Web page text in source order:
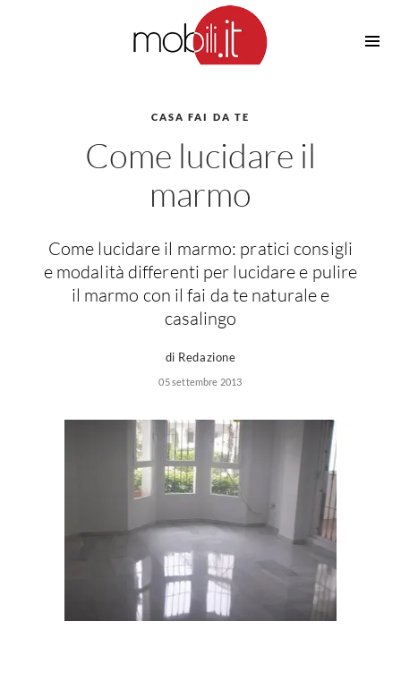
Cucine Design
Cucine Moderne
Consigli Cucine
Attrezzature Interne
Lavastoviglie
Lavatrici
Piccoli
Casalinghi
Moka
Irrigazione
Casette in Legno
Pergole
Giardinaggio
Piante
Faretti
Plafoniere
Riscaldamento
Caminetti
Stufe
Radiatori
Caldaie
CASA FAI DA TE
Come lucidare il
marmo
Come lucidare il marmo: pratici consigli
e modalità differenti per lucidare e pulire
il marmo con il fai da te naturale e
casalingo
di Redazione
05 settembre 2013